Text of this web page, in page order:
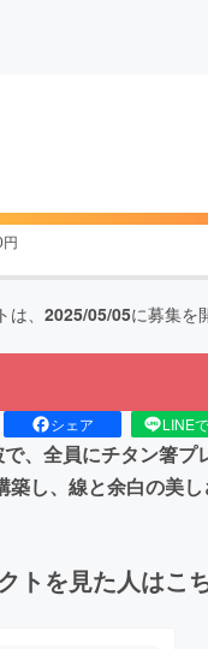
円
、 2025/05/05に募集を
シェア LINE
で、全員にチタン箸
築し、線と余白の美
トを見た人はこ